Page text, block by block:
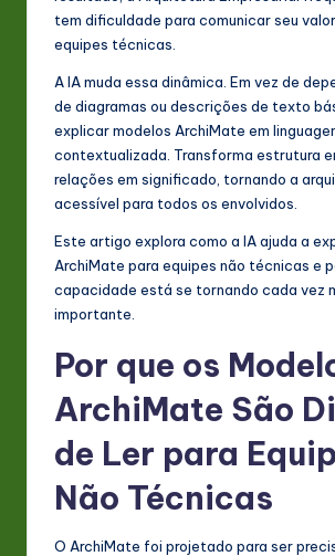
L
in
A
&
ft
tem dificuldade para comunicar seu
equipes técnicas.
A IA muda essa dinâmica. Em vez de
de diagramas ou descrições de texto
explicar modelos ArchiMate em
contextualizada. Transforma estrutura
relações em significado, tornando a
acessível para todos os envolvidos.
Este artigo explora como a IA ajuda a
ArchiMate para equipes não técnicas e
capacidade está se tornando cada vez
importante.
Por que os
ArchiMate São
de Ler para
Não Técnicas
O ArchiMate foi projetado para ser